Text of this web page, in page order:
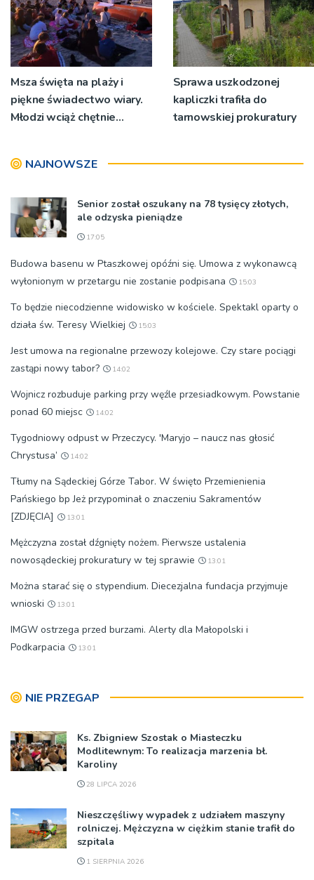
Msza święta na plaży i
piękne świadectwo wiary.
Młodzi wciąż chętnie
Sprawa uszkodzonej
kapliczki trafiła do
tarnowskiej prokuratury
NAJNOWSZE
Senior został oszukany na 78 tysięcy złotych,
ale odzyska pieniądze
17:05
Budowa basenu w Ptaszkowej opóźni się. Umowa z wykonawcą
wyłonionym w przetargu nie zostanie podpisana
15:03
To będzie niecodzienne widowisko w kościele. Spektakl oparty o
działa św. Teresy Wielkiej
15:03
Jest umowa na regionalne przewozy kolejowe. Czy stare pociągi
zastąpi nowy tabor?
14:02
Wojnicz rozbuduje parking przy węźle przesiadkowym. Powstanie
ponad 60 miejsc
14:02
Tygodniowy odpust w Przeczycy. 'Maryjo – naucz nas głosić
Chrystusa’
14:02
Tłumy na Sądeckiej Górze Tabor. W święto Przemienienia
Pańskiego bp Jeż przypominał o znaczeniu Sakramentów
[ZDJĘCIA]
13:01
Mężczyzna został dźgnięty nożem. Pierwsze ustalenia
nowosądeckiej prokuratury w tej sprawie
13:01
Można starać się o stypendium. Diecezjalna fundacja przyjmuje
wnioski
13:01
IMGW ostrzega przed burzami. Alerty dla Małopolski i
Podkarpacia
13:01
NIE PRZEGAP
Ks. Zbigniew Szostak o Miasteczku
Modlitewnym: To realizacja marzenia bł.
Karoliny
28 LIPCA 2026
Nieszczęśliwy wypadek z udziałem maszyny
rolniczej. Mężczyzna w ciężkim stanie trafił do
szpitala
1 SIERPNIA 2026